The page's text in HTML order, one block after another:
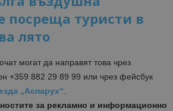
посреща туристи в
лято
могат да направят това чрез
+359 882 29 89 99 или чрез фейсбук
„Аспарух“.
за рекламно и информационно